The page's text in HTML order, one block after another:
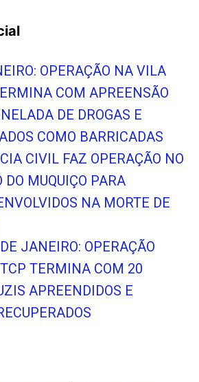
OPERAÇÃO NA VILA
COM APREENSÃO
DE DROGAS E
COMO BARRICADAS
CIVIL FAZ OPERAÇÃO NO
DO MUQUIÇO PARA
NA MORTE DE
JANEIRO: OPERAÇÃO
TERMINA COM 20
APREENDIDOS E